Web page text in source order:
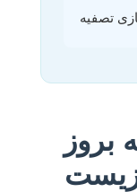
تصفیه
بروز